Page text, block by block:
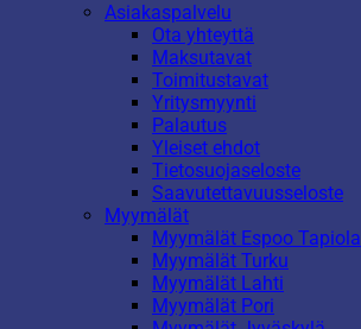
Asiakaspalvelu
Ota yhteyttä
Maksutavat
Toimitustavat
Yritysmyynti
Palautus
Yleiset ehdot
Tietosuojaseloste
Saavutettavuusseloste
Myymälät
Myymälät Espoo Tapiola
Myymälät Turku
Myymälät Lahti
Myymälät Pori